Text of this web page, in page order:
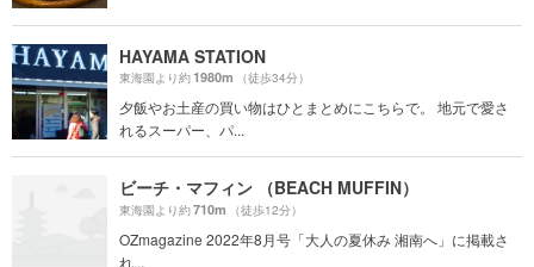
HAYAMA STATION
東海園より約1980m （徒歩34分）
夕飯やお土産の買い物はひとまとめにこちらで。 地元で愛さ
れるスーパー、パ...
ビーチ・マフィン （BEACH MUFFIN）
東海園より約710m （徒歩12分）
OZmagazine 2022年8月号「大人の夏休み 湘南へ」に掲載さ
れ...